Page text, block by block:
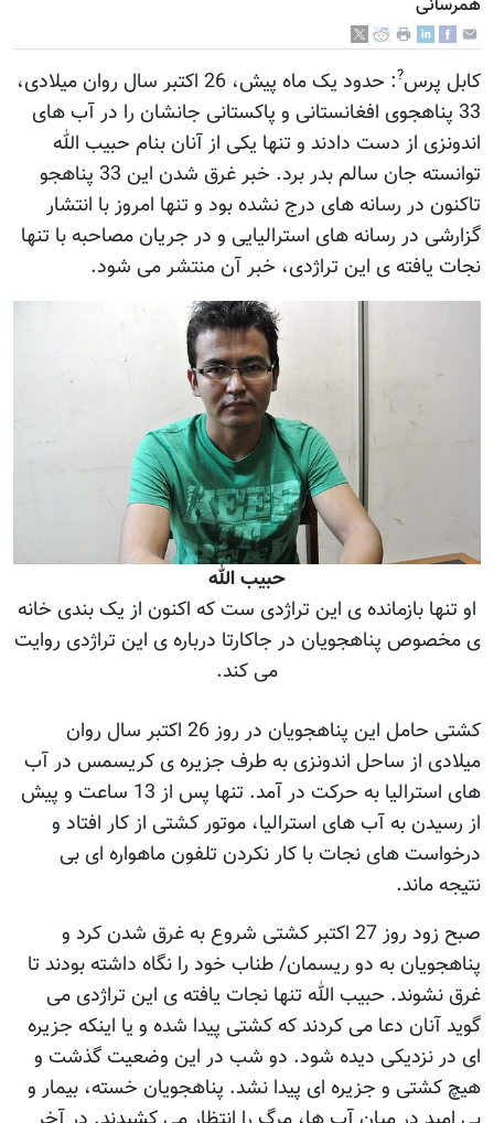
همرسانی
کابل پرس?
: حدود یک ماه پیش، 26 اکتبر سال روان میلادی،
33 پناهجوی افغانستانی و پاکستانی جانشان را در آب های
اندونزی از دست دادند و تنها یکی از آنان بنام حبیب الله
توانسته جان سالم بدر برد. خبر غرق شدن این 33 پناهجو
تاکنون در رسانه های درج نشده بود و تنها امروز با انتشار
گزارشی در رسانه های استرالیایی و در جریان مصاحبه با تنها
نجات یافته ی این تراژدی، خبر آن منتشر می شود.
حبیب الله
او تنها بازمانده ی این تراژدی ست که اکنون از یک بندی خانه
ی مخصوص پناهجویان در جاکارتا درباره ی این تراژدی روایت
می کند.
کشتی حامل این پناهجویان در روز 26 اکتبر سال روان
میلادی از ساحل اندونزی به طرف جزیره ی کریسمس در آب
های استرالیا به حرکت در آمد. تنها پس از 13 ساعت و پیش
از رسیدن به آب های استرالیا، موتور کشتی از کار افتاد و
درخواست های نجات با کار نکردن تلفون ماهواره ای بی
نتیجه ماند.
صبح زود روز 27 اکتبر کشتی شروع به غرق شدن کرد و
پناهجویان به دو ریسمان/ طناب خود را نگاه داشته بودند تا
غرق نشوند. حبیب الله تنها نجات یافته ی این تراژدی می
گوید آنان دعا می کردند که کشتی پیدا شده و یا اینکه جزیره
ای در نزدیکی دیده شود. دو شب در این وضعیت گذشت و
هیچ کشتی و جزیره ای پیدا نشد. پناهجویان خسته، بیمار و